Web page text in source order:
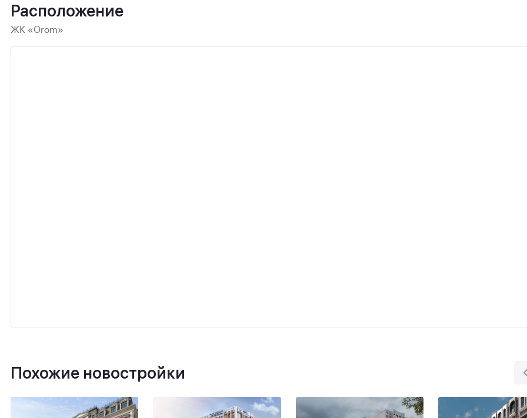
Расположение
ЖК «Orom»
Похожие новостройки